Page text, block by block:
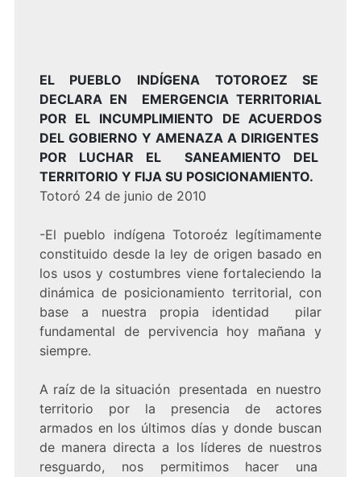
EL PUEBLO INDÍGENA TOTOROEZ SE
DECLARA EN EMERGENCIA TERRITORIAL
POR EL INCUMPLIMIENTO DE ACUERDOS
DEL GOBIERNO Y AMENAZA A DIRIGENTES
POR LUCHAR EL SANEAMIENTO DEL
TERRITORIO Y FIJA SU POSICIONAMIENTO.
Totoró 24 de junio de 2010
-El pueblo indígena Totoroéz legítimamente
constituido desde la ley de origen basado en
los usos y costumbres viene fortaleciendo la
dinámica de posicionamiento territorial, con
base a nuestra propia identidad pilar
fundamental de pervivencia hoy mañana y
siempre.
A raíz de la situación presentada en nuestro
territorio por la presencia de actores
armados en los últimos días y donde buscan
de manera directa a los líderes de nuestros
resguardo, nos permitimos hacer una